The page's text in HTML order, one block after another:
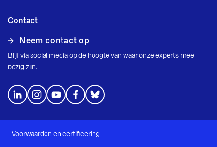
Contact
Neem contact op
Blijf via social media op de hoogte van waar onze experts mee
bezig zijn.
Voorwaarden en certificering